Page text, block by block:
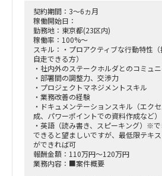
契約期間：3～6ヵ月
稼働開始日：
勤務地：東京都(23区内)
稼働率：100%～
スキル：・プロアクティブな行動特性
自走できる方）
・社内外のステークホルダとのコミュ
・部署間の調整力、交渉力
・プロジェクトマネジメントスキル
・業務改善の経験
・ドキュメンテーションスキル（エク
成、パワーポイントでの資料作成など）
・英語（読み書き、スピーキング）※
できると望ましいですが、最低限テキ
ができれば可
報酬金額：110万円～120万円
業務内容：■案件概要